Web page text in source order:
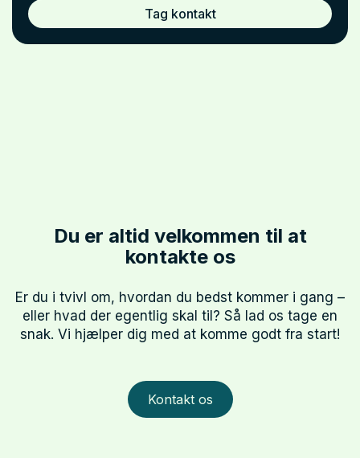
Tag kontakt
Du er altid velkommen til at
kontakte os
Er du i tvivl om, hvordan du bedst kommer i gang –
eller hvad der egentlig skal til? Så lad os tage en
snak. Vi hjælper dig med at komme godt fra start!
Kontakt os